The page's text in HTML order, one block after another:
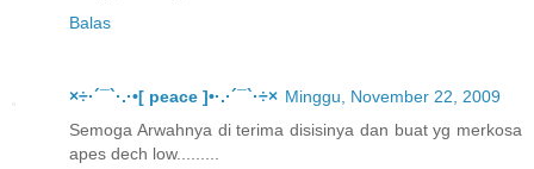
Balas
×÷·´¯`·.·•[ peace ]•·.·´¯`·÷× Minggu, November 22, 2009
Semoga Arwahnya di terima disisinya dan buat yg merkosa
apes dech low.........